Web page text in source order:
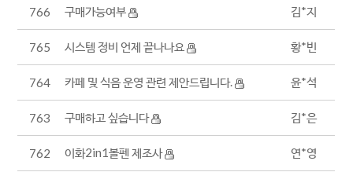
766 구매가능여부 김*지
765 시스템 정비 언제 끝나나요 황*빈
764 카페 및 식음 운영 관련 제안드립니다. 윤*석
763 구매하고 싶습니다 김*은
762 이화2in1볼펜 제조사 연*영